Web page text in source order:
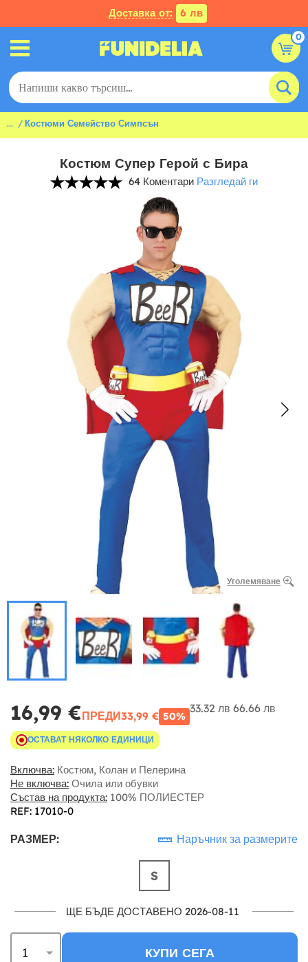
Доставка от: 6 лв
0
... Костюми Семейство Симпсън
Костюм Супер Герой с Бира
64 Коментари Разгледай ги
Уголемяване
16,99 €ПРЕДИ33,99 € 50%
33.32 лв 66.66 лв
ОСТАВАТ НЯКОЛКО ЕДИНИЦИ
Включва: Костюм, Колан и Пелерина
Не включва: Очила или обувки
Състав на продукта: 100% ПОЛИЕСТЕР
REF: 17010-0
РАЗМЕР: Наръчник за размерите
S
ЩЕ БЪДЕ ДОСТАВЕНО 2026-08-11
КУПИ СЕГА